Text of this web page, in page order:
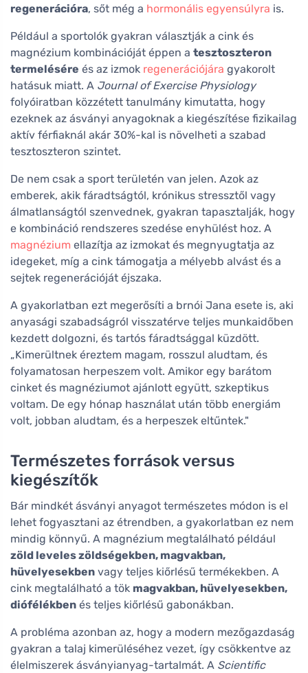
regenerációra, sőt még a hormonális egyensúlyra is.
Például a sportolók gyakran választják a cink és
magnézium kombinációját éppen a tesztoszteron
termelésére és az izmok regenerációjára gyakorolt
hatásuk miatt. A Journal of Exercise Physiology
folyóiratban közzétett tanulmány kimutatta, hogy
ezeknek az ásványi anyagoknak a kiegészítése fizikailag
aktív férfiaknál akár 30%-kal is növelheti a szabad
tesztoszteron szintet.
De nem csak a sport területén van jelen. Azok az
emberek, akik fáradtságtól, krónikus stressztől vagy
álmatlanságtól szenvednek, gyakran tapasztalják, hogy
e kombináció rendszeres szedése enyhülést hoz. A
magnézium ellazítja az izmokat és megnyugtatja az
idegeket, míg a cink támogatja a mélyebb alvást és a
sejtek regenerációját éjszaka.
A gyakorlatban ezt megerősíti a brnói Jana esete is, aki
anyasági szabadságról visszatérve teljes munkaidőben
kezdett dolgozni, és tartós fáradtsággal küzdött.
„Kimerültnek éreztem magam, rosszul aludtam, és
folyamatosan herpeszem volt. Amikor egy barátom
cinket és magnéziumot ajánlott együtt, szkeptikus
voltam. De egy hónap használat után több energiám
volt, jobban aludtam, és a herpeszek eltűntek."
Természetes források versus
kiegészítők
Bár mindkét ásványi anyagot természetes módon is el
lehet fogyasztani az étrendben, a gyakorlatban ez nem
mindig könnyű. A magnézium megtalálható például
zöld leveles zöldségekben, magvakban,
hüvelyesekben vagy teljes kiőrlésű termékekben. A
cink megtalálható a tök magvakban, hüvelyesekben,
diófélékben és teljes kiőrlésű gabonákban.
A probléma azonban az, hogy a modern mezőgazdaság
gyakran a talaj kimerüléséhez vezet, így csökkentve az
élelmiszerek ásványianyag-tartalmát. A Scientific